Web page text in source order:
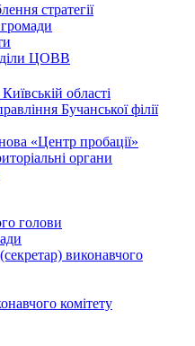
стратегії
ЦОВВ
області
Бучанської філії
«Центр пробації»
органи
голови
виконавчого
комітету